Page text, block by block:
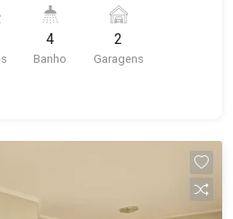
excelente localização,
Portugal. Martinelli
no mercado imobiliário
4
Banho
2
Garagens